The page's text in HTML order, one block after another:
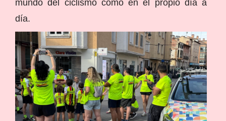
mundo del ciclismo como en el propio día a
día.